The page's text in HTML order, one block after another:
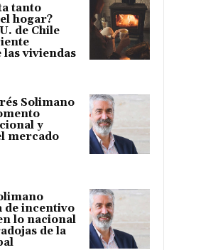
tanto
hogar?
de Chile
las viviendas
Solimano
y
mercado
de incentivo
lo nacional
de la